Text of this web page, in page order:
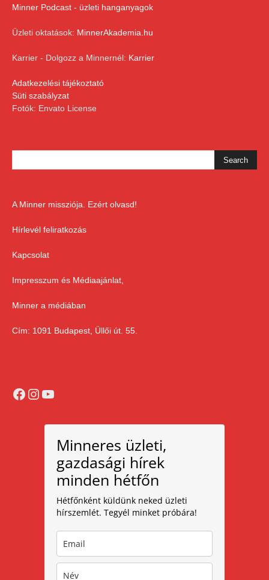
Minner Podcast - üzleti hanganyagok
Üzleti oktatások: MinnerAkademia.hu
Karrier - Dolgozz a Minnernél: Karrier
Adatkezelési tájékoztató
Süti szabályzat
Fotók: Envato License
A Minner missziója. Ezért olvasd!
Hírlevél feliratkozás
Kapcsolat
Impresszum és Médiaajánlat,
Minner a médiában
Cím: 1091 Budapest, Üllői út. 55.
Facebook
Instagram
YouTube
Minneres üzleti,
gazdasági hírek
minden hétfőn
Hétfőnként küldünk neked üzleti
hírszemlét. Tegyél minket próbára!